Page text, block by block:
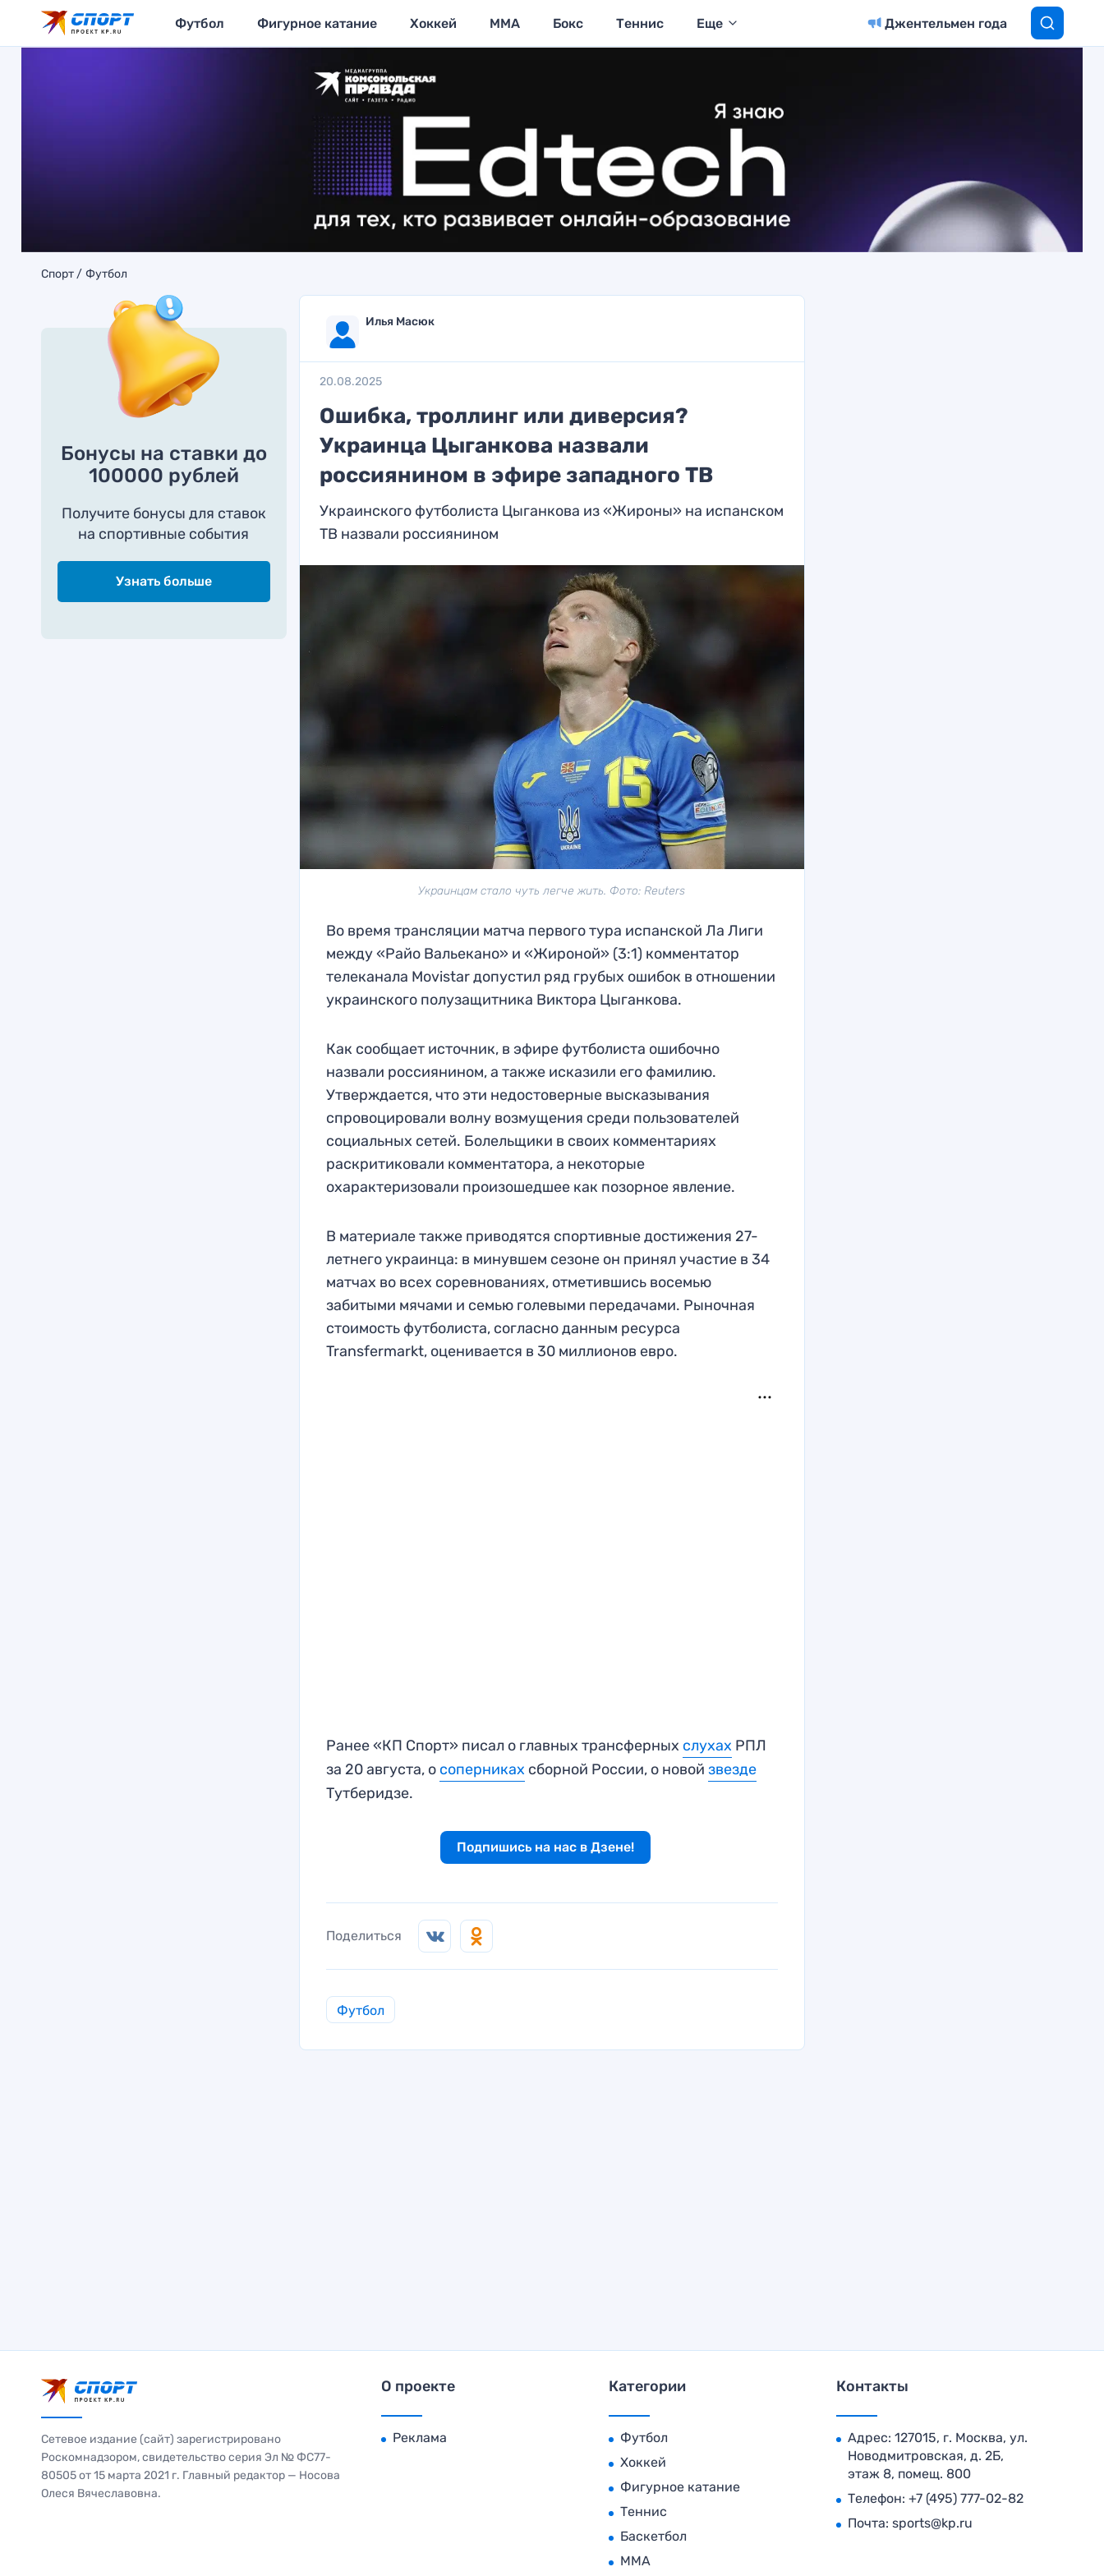
Футбол Фигурное катание Хоккей MMA Бокс Теннис Еще Джентельмен года
Спорт Футбол
Бонусы на ставки до
100000 рублей
Получите бонусы для ставок
на спортивные события
Узнать больше
Илья Масюк
20.08.2025
Ошибка, троллинг или диверсия?
Украинца Цыганкова назвали
россиянином в эфире западного ТВ
Украинского футболиста Цыганкова из «Жироны» на испанском
ТВ назвали россиянином
Украинцам стало чуть легче жить. Фото: Reuters
Во время трансляции матча первого тура испанской Ла Лиги
между «Райо Вальекано» и «Жироной» (3:1) комментатор
телеканала Movistar допустил ряд грубых ошибок в отношении
украинского полузащитника Виктора Цыганкова.
Как сообщает источник, в эфире футболиста ошибочно
назвали россиянином, а также исказили его фамилию.
Утверждается, что эти недостоверные высказывания
спровоцировали волну возмущения среди пользователей
социальных сетей. Болельщики в своих комментариях
раскритиковали комментатора, а некоторые
охарактеризовали произошедшее как позорное явление.
В материале также приводятся спортивные достижения 27-
летнего украинца: в минувшем сезоне он принял участие в 34
матчах во всех соревнованиях, отметившись восемью
забитыми мячами и семью голевыми передачами. Рыночная
стоимость футболиста, согласно данным ресурса
Transfermarkt, оценивается в 30 миллионов евро.
Ранее «КП Спорт» писал о главных трансферных слухах РПЛ
за 20 августа, о соперниках сборной России, о новойзвезде
Тутберидзе.
Подпишись на нас в Дзене!
Поделиться
Футбол
Сетевое издание (сайт) зарегистрировано
Роскомнадзором, свидетельство серия Эл № ФС77-
80505 от 15 марта 2021 г. Главный редактор — Носова
Олеся Вячеславовна.
О проекте
Реклама
Категории
Футбол
Хоккей
Фигурное катание
Теннис
Баскетбол
MMA
Контакты
Адрес: 127015, г. Москва, ул.
Новодмитровская, д. 2Б,
этаж 8, помещ. 800
Телефон: +7 (495) 777-02-82
Почта: sports@kp.ru